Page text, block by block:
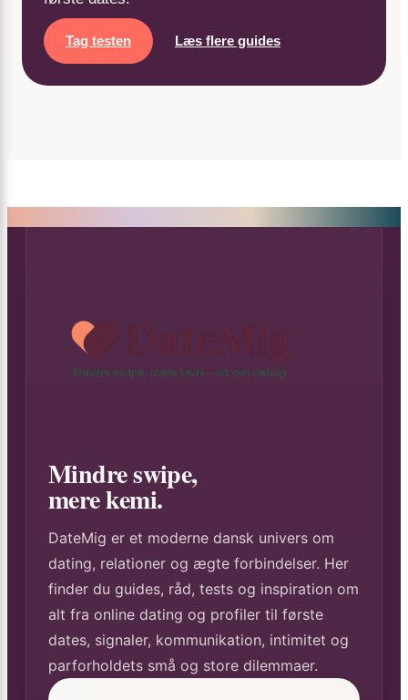
Tag testen Læs flere guides
Mindre swipe,
mere kemi.
DateMig er et moderne dansk univers om
dating, relationer og ægte forbindelser. Her
finder du guides, råd, tests og inspiration om
alt fra online dating og profiler til første
dates, signaler, kommunikation, intimitet og
parforholdets små og store dilemmaer.